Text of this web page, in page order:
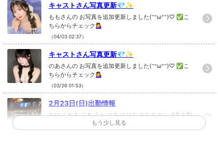
キャストさん写真更新💎✨
ももさんの お写真を追加更新しました(˶ᐢωᐢ˶)♡ ✅こ
ちらからチェック💁‍♀️
（04/03 02:37）
キャストさん写真更新💎✨
のあさんの お写真を追加更新しました(˶ᐢωᐢ˶)♡ ✅こ
ちらからチェック💁‍♀️
（03/26 01:53）
2月23日(日)出勤情報
あゆ くれあ りあ うた ゆあ ゆりな みなみ れい 8名出勤
もう少し見る